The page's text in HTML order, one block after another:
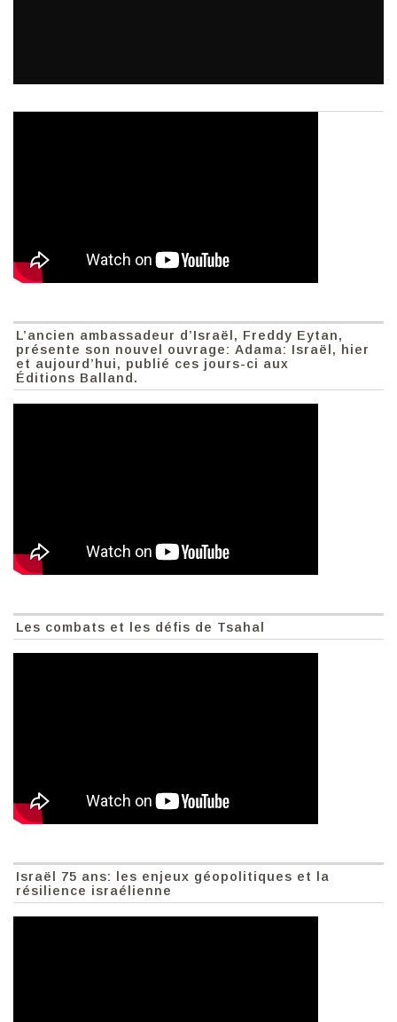
L’ancien ambassadeur d’Israël, Freddy Eytan,
présente son nouvel ouvrage: Adama: Israël, hier
et aujourd’hui, publié ces jours-ci aux
Éditions Balland.
Les combats et les défis de Tsahal
Israël 75 ans: les enjeux géopolitiques et la
résilience israélienne